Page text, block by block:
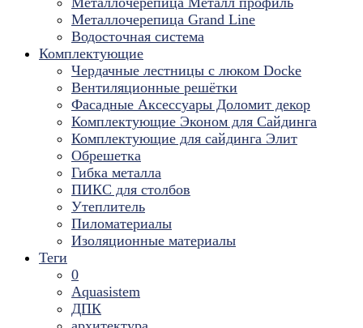
Металлочерепица Grand Line
Водосточная система
Комплектующие
Чердачные лестницы с люком Docke
Вентиляционные решётки
Фасадные Аксессуары Доломит декор
Комплектующие Эконом для Сайдинга
Комплектующие для cайдинга Элит
Обрешетка
Гибка металла
ПИКС для столбов
Утеплитель
Пиломатериалы
Изоляционные материалы
Теги
0
Aquasistem
ДПК